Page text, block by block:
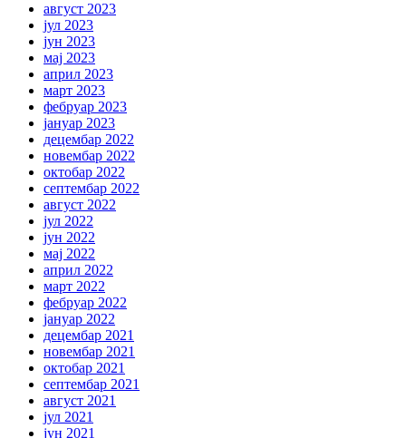
август 2023
јул 2023
јун 2023
мај 2023
април 2023
март 2023
фебруар 2023
јануар 2023
децембар 2022
новембар 2022
октобар 2022
септембар 2022
август 2022
јул 2022
јун 2022
мај 2022
април 2022
март 2022
фебруар 2022
јануар 2022
децембар 2021
новембар 2021
октобар 2021
септембар 2021
август 2021
јул 2021
јун 2021